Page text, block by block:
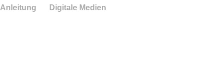
Anleitung Digitale Medien